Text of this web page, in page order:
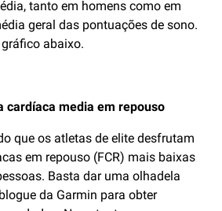
tanto em homens como em
geral das pontuações de sono.
abaixo.
cardíaca media em repouso
que os atletas de elite desfrutam
em repouso (FCR) mais baixas
Basta dar uma olhadela
da Garmin para obter